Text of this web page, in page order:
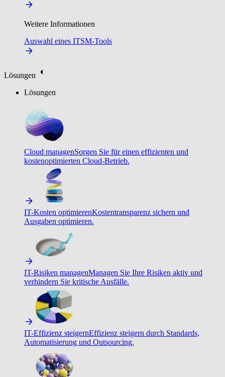
Weitere Informationen
Auswahl eines ITSM-Tools
Lösungen
Lösungen
Cloud managenSorgen Sie für einen effizienten und
kostenoptimierten Cloud-Betrieb.
IT-Kosten optimierenKostentransparenz sichern und
Ausgaben optimieren.
IT-Risiken managenManagen Sie Ihre Risiken aktiv und
verhindern Sie kritische Ausfälle.
IT-Effizienz steigernEffizienz steigern durch Standards,
Automatisierung und Outsourcing.